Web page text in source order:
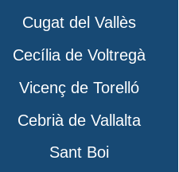
Cugat del Vallès
Cecília de Voltregà
Vicenç de Torelló
Cebrià de Vallalta
Sant Boi